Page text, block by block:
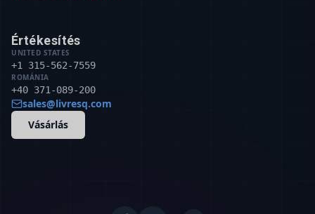
Értékesítés
UNITED STATES
+1 315-562-7559
ROMÁNIA
+40 371-089-200
sales@livresq.com
Vásárlás